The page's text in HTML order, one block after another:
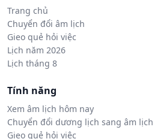
Trang chủ
Chuyển đổi âm lịch
Gieo quẻ hỏi việc
Lịch năm 2026
Lịch tháng 8
Tính năng
Xem âm lịch hôm nay
Chuyển đổi dương lịch sang âm lịch
Gieo quẻ hỏi việc